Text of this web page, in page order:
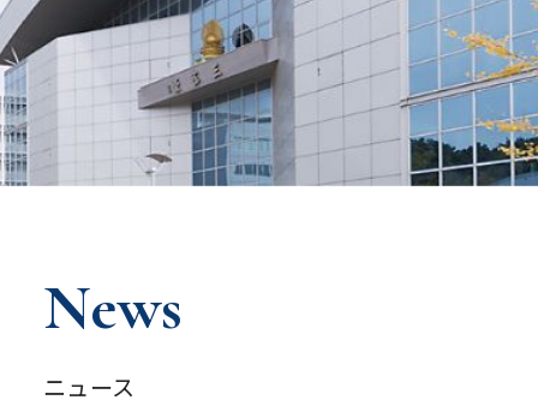
News
ニュース